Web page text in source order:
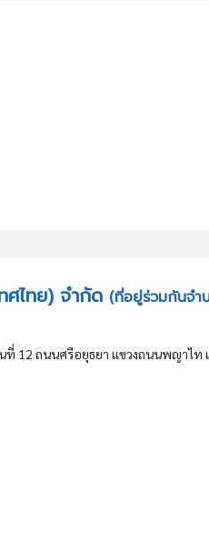
ศไทย) จำกัด (ที่อยู่ร่วมกันจำ
12 ถนนศรีอยุธยา แขวงถนนพญาไท